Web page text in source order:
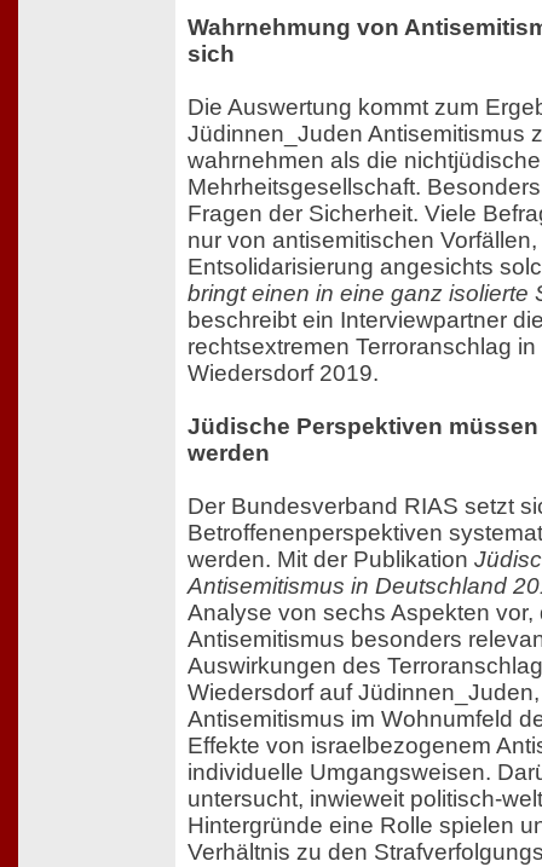
Wahrnehmung von
sich
Die Auswertung kommt zum
Jüdinnen_Juden Antisemitismus
wahrnehmen als die nichtjüdische
Mehrheitsgesellschaft.
Fragen der Sicherheit. Viele
nur von antisemitischen
Entsolidarisierung angesichts
bringt einen in eine ganz isolierte
beschreibt ein Interviewpartner
rechtsextremen Terroranschlag
Wiedersdorf 2019.
Jüdische Perspektiven
werden
Der Bundesverband RIAS setzt
Betroffenenperspektiven
werden. Mit der Publikation
Antisemitismus in Deutschland
Analyse von sechs Aspekten vor,
Antisemitismus besonders
Auswirkungen des
Wiedersdorf auf
Antisemitismus im Wohnumfeld
Effekte von israelbezogenem
individuelle Umgangsweisen.
untersucht, inwieweit politisch-
Hintergründe eine Rolle spielen
Verhältnis zu den